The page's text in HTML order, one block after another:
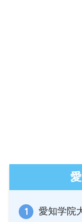
愛知学院